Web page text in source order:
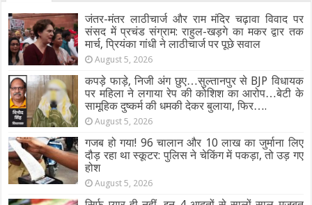
जंतर-मंतर लाठीचार्ज और राम मंदिर चढ़ावा विवाद पर
संसद में प्रचंड संग्राम: राहुल-खड़गे का मकर द्वार तक
मार्च, प्रियंका गांधी ने लाठीचार्ज पर पूछे सवाल
August 5, 2026
कपड़े फाड़े, निजी अंग छुए…सुल्तानपुर से BJP विधायक
पर महिला ने लगाया रेप की कोशिश का आरोप…बेटी के
सामूहिक दुष्कर्म की धमकी देकर बुलाया, फिर….
August 5, 2026
गजब हो गया! 96 चालान और 10 लाख का जुर्माना लिए
दौड़ रहा था स्कूटर: पुलिस ने चेकिंग में पकड़ा, तो उड़ गए
होश
August 5, 2026